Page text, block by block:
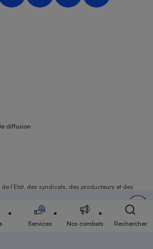
jamais, nous comptons sur
votre
diffusion
l’État, des syndicats, des producteurs et des
Services Nos combats Rechercher